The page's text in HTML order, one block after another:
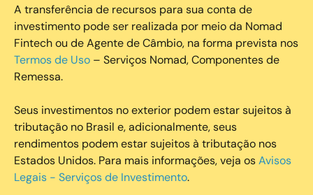
A transferência de recursos para sua conta de
investimento pode ser realizada por meio da Nomad
Fintech ou de Agente de Câmbio, na forma prevista nos
Termos de Uso – Serviços Nomad, Componentes de
Remessa.
Seus investimentos no exterior podem estar sujeitos à
tributação no Brasil e, adicionalmente, seus
rendimentos podem estar sujeitos à tributação nos
Estados Unidos. Para mais informações, veja osAvisos
Legais - Serviços de Investimento.